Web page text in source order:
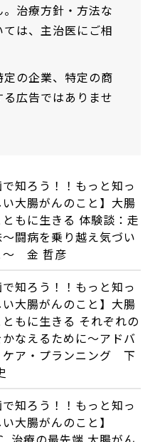
治療方針・方法な
は、主治医にご相
の企業、特定の商
広告ではありませ
で知ろう！！もっと知っ
大腸がんのこと】大腸
もに生きる 体験談：走
～闘病を乗り越え気づい
～ 金 哲彦
で知ろう！！もっと知っ
大腸がんのこと】大腸
もに生きる それぞれの
なえるために～アドバ
ケア・プランニング 下
で知ろう！！もっと知っ
大腸がんのこと】